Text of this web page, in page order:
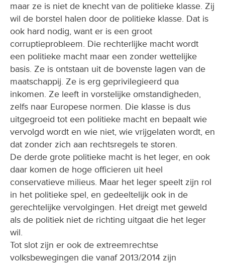
maar ze is niet de knecht van de politieke klasse. Zij
wil de borstel halen door de politieke klasse. Dat is
ook hard nodig, want er is een groot
corruptieprobleem. Die rechterlijke macht wordt
een politieke macht maar een zonder wettelijke
basis. Ze is ontstaan uit de bovenste lagen van de
maatschappij. Ze is erg geprivilegieerd qua
inkomen. Ze leeft in vorstelijke omstandigheden,
zelfs naar Europese normen. Die klasse is dus
uitgegroeid tot een politieke macht en bepaalt wie
vervolgd wordt en wie niet, wie vrijgelaten wordt, en
dat zonder zich aan rechtsregels te storen.
De derde grote politieke macht is het leger, en ook
daar komen de hoge officieren uit heel
conservatieve milieus. Maar het leger speelt zijn rol
in het politieke spel, en gedeeltelijk ook in de
gerechtelijke vervolgingen. Het dreigt met geweld
als de politiek niet de richting uitgaat die het leger
wil.
Tot slot zijn er ook de extreemrechtse
volksbewegingen die vanaf 2013/2014 zijn